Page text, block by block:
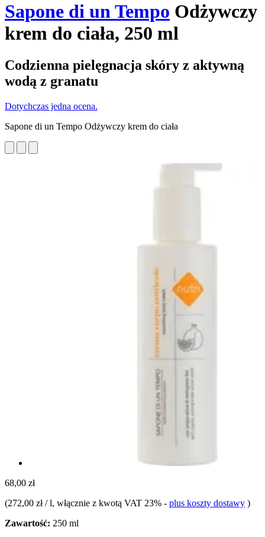
Sapone di un Tempo Odżywczy
krem do ciała, 250 ml
Codzienna pielęgnacja skóry z aktywną
wodą z granatu
Dotychczas jedna ocena.
Sapone di un Tempo Odżywczy krem do ciała
68,00 zł
(272,00 zł / l, włącznie z kwotą VAT 23% - plus koszty dostawy )
Zawartość: 250 ml